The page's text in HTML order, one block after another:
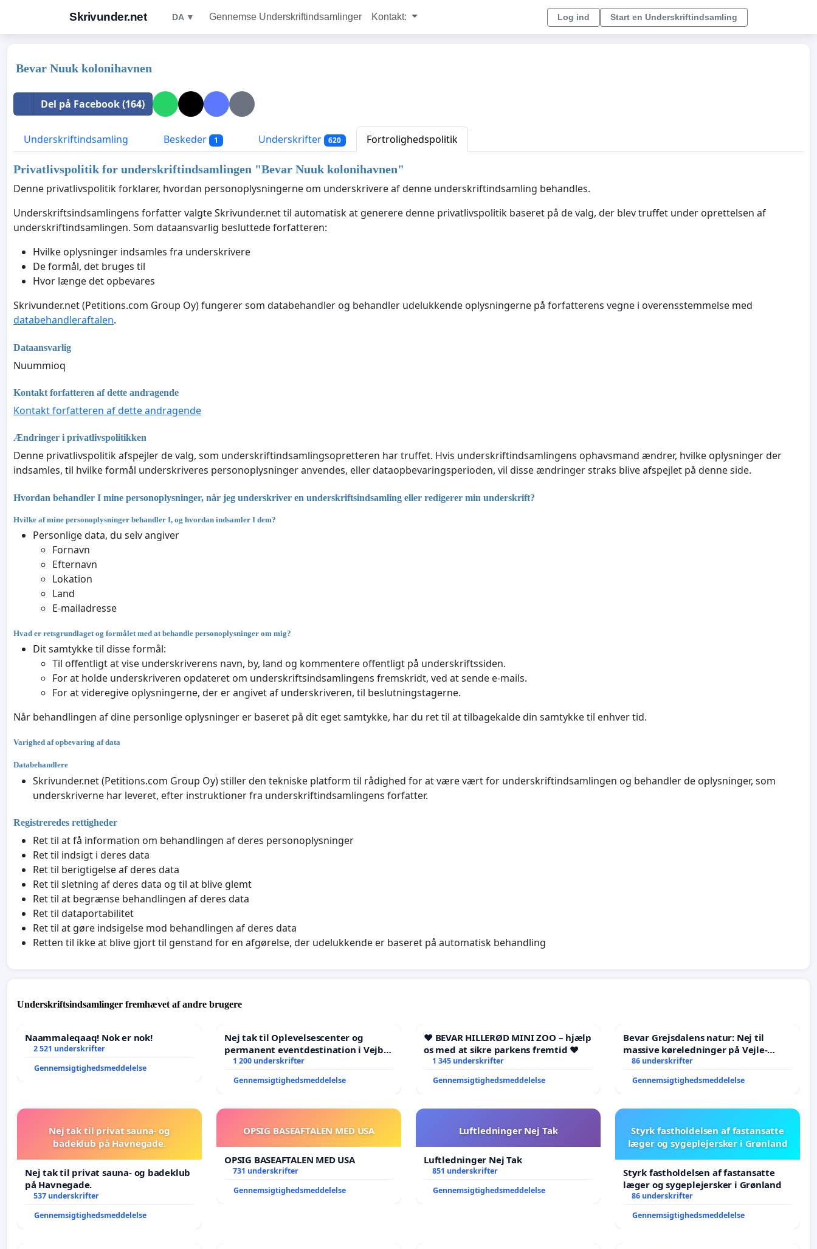
Skrivunder.net DA ▼ Gennemse Underskriftindsamlinger Kontakt: Log ind Start en Underskriftindsamling
Bevar Nuuk kolonihavnen
Del på Facebook (164)
Underskriftindsamling Beskeder 1 Underskrifter 620 Fortrolighedspolitik
Privatlivspolitik for underskriftindsamlingen "Bevar Nuuk kolonihavnen"
Denne privatlivspolitik forklarer, hvordan personoplysningerne om underskrivere af denne underskriftindsamling behandles.
Underskriftsindsamlingens forfatter valgte Skrivunder.net til automatisk at generere denne privatlivspolitik baseret på de valg, der blev truffet under oprettelsen af
underskriftindsamlingen. Som dataansvarlig besluttede forfatteren:
Hvilke oplysninger indsamles fra underskrivere
De formål, det bruges til
Hvor længe det opbevares
Skrivunder.net (Petitions.com Group Oy) fungerer som databehandler og behandler udelukkende oplysningerne på forfatterens vegne i overensstemmelse med
databehandleraftalen.
Dataansvarlig
Nuummioq
Kontakt forfatteren af dette andragende
Kontakt forfatteren af dette andragende
Ændringer i privatlivspolitikken
Denne privatlivspolitik afspejler de valg, som underskriftindsamlingsopretteren har truffet. Hvis underskriftindsamlingens ophavsmand ændrer, hvilke oplysninger der
indsamles, til hvilke formål underskriveres personoplysninger anvendes, eller dataopbevaringsperioden, vil disse ændringer straks blive afspejlet på denne side.
Hvordan behandler I mine personoplysninger, når jeg underskriver en underskriftsindsamling eller redigerer min underskrift?
Hvilke af mine personoplysninger behandler I, og hvordan indsamler I dem?
Personlige data, du selv angiver
Fornavn
Efternavn
Lokation
Land
E-mailadresse
Hvad er retsgrundlaget og formålet med at behandle personoplysninger om mig?
Dit samtykke til disse formål:
Til offentligt at vise underskriverens navn, by, land og kommentere offentligt på underskriftssiden.
For at holde underskriveren opdateret om underskriftsindsamlingens fremskridt, ved at sende e-mails.
For at videregive oplysningerne, der er angivet af underskriveren, til beslutningstagerne.
Når behandlingen af dine personlige oplysninger er baseret på dit eget samtykke, har du ret til at tilbagekalde din samtykke til enhver tid.
Varighed af opbevaring af data
Databehandlere
Skrivunder.net (Petitions.com Group Oy) stiller den tekniske platform til rådighed for at være vært for underskriftindsamlingen og behandler de oplysninger, som
underskriverne har leveret, efter instruktioner fra underskriftindsamlingens forfatter.
Registreredes rettigheder
Ret til at få information om behandlingen af deres personoplysninger
Ret til indsigt i deres data
Ret til berigtigelse af deres data
Ret til sletning af deres data og til at blive glemt
Ret til at begrænse behandlingen af deres data
Ret til dataportabilitet
Ret til at gøre indsigelse mod behandlingen af deres data
Retten til ikke at blive gjort til genstand for en afgørelse, der udelukkende er baseret på automatisk behandling
Underskriftsindsamlinger fremhævet af andre brugere
Naammaleqaaq! Nok er nok!
2 521 underskrifter
Gennemsigtighedsmeddelelse
Nej tak til Oplevelsescenter og
permanent eventdestination i Vejby
- Ja tak til et levende lokalområde i
1 200 underskrifter
Gennemsigtighedsmeddelelse
❤️ BEVAR HILLERØD MINI ZOO – hjælp
os med at sikre parkens fremtid ❤️
1 345 underskrifter
Gennemsigtighedsmeddelelse
Bevar Grejsdalens natur: Nej til
massive køreledninger på Vejle-
Struer-banen
86 underskrifter
Gennemsigtighedsmeddelelse
Nej tak til privat sauna- og
badeklub på Havnegade.
Nej tak til privat sauna- og badeklub
på Havnegade.
537 underskrifter
Gennemsigtighedsmeddelelse
OPSIG BASEAFTALEN MED USA
OPSIG BASEAFTALEN MED USA
731 underskrifter
Gennemsigtighedsmeddelelse
Luftledninger Nej Tak
Luftledninger Nej Tak
851 underskrifter
Gennemsigtighedsmeddelelse
Styrk fastholdelsen af fastansatte
læger og sygeplejersker i Grønland
Styrk fastholdelsen af fastansatte
læger og sygeplejersker i Grønland
86 underskrifter
Gennemsigtighedsmeddelelse